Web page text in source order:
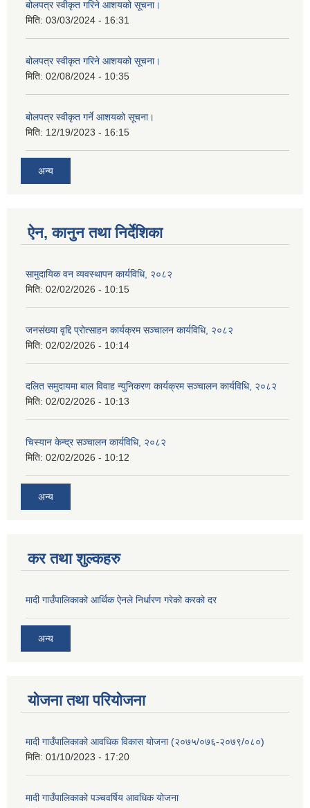
बोलपत्र स्वीकृत गरिने आशयको सूचना।
मिति: 03/03/2024 - 16:31
बोलपत्र स्वीकृत गरिने आशयको सूचना।
मिति: 02/08/2024 - 10:35
बोलपत्र स्वीकृत गर्ने आशयको सूचना।
मिति: 12/19/2023 - 16:15
अन्य
ऐन, कानुन तथा निर्देशिका
सामुदायिक वन व्यवस्थापन कार्यविधि, २०८२
मिति: 02/02/2026 - 10:15
जनसंख्या वृद्दि प्रोत्साहन कार्यक्रम सञ्‍चालन कार्यविधि, २०८२
मिति: 02/02/2026 - 10:14
दलित समुदायमा बाल विवाह न्युनिकरण कार्यक्रम सञ्‍चालन कार्यविधि, २०८२
मिति: 02/02/2026 - 10:13
चिस्यान केन्द्र सञ्‍चालन कार्यविधि, २०८२
मिति: 02/02/2026 - 10:12
अन्य
कर तथा शुल्कहरु
मादी गाउँपालिकाको आर्थिक ऐनले निर्धारण गरेको करको दर
अन्य
योजना तथा परियोजना
मादी गाउँपालिकाको आवधिक विकास योजना (२०७५/०७६-२०७९/०८०)
मिति: 01/10/2023 - 17:20
मादी गाउँपालिकाको पञ्चवर्षिय आवधिक योजना